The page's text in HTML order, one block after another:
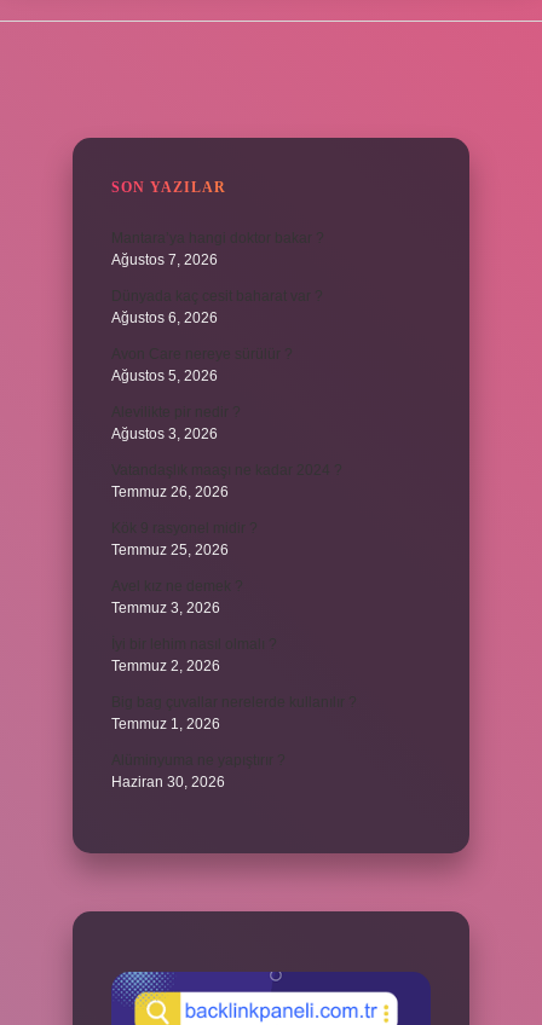
SON YAZILAR
Mantara’ya hangi doktor bakar ?
Ağustos 7, 2026
Dünyada kaç cesit baharat var ?
Ağustos 6, 2026
Ağustos 5, 2026
Ağustos 3, 2026
Temmuz 26, 2026
Temmuz 25, 2026
Temmuz 3, 2026
Temmuz 2, 2026
Temmuz 1, 2026
Haziran 30, 2026